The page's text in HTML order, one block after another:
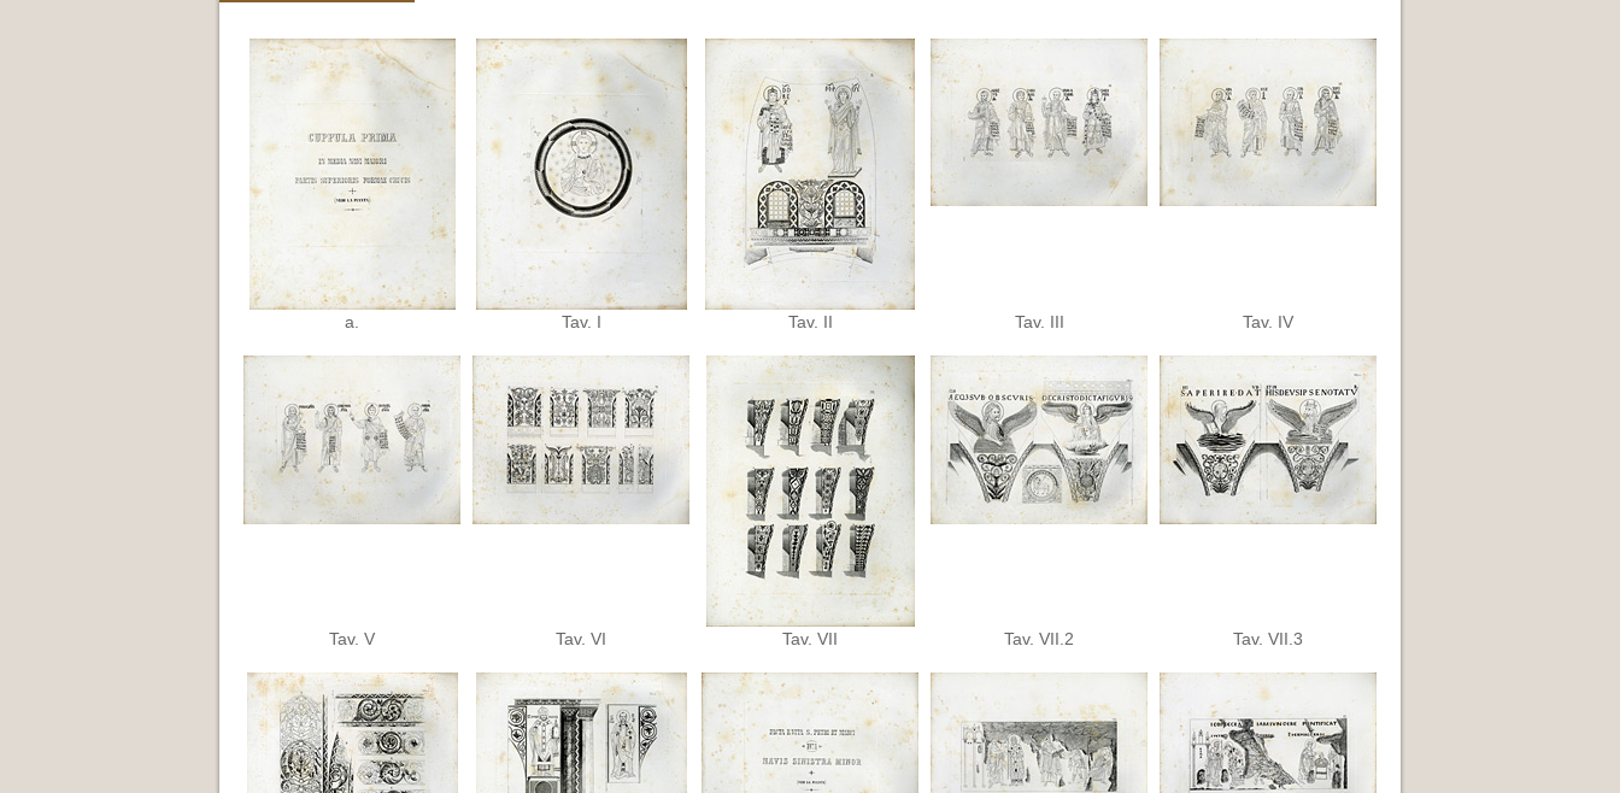
a. Tav. I Tav. II Tav. III Tav. IV
Tav. V Tav. VI Tav. VII Tav. VII.2 Tav. VII.3